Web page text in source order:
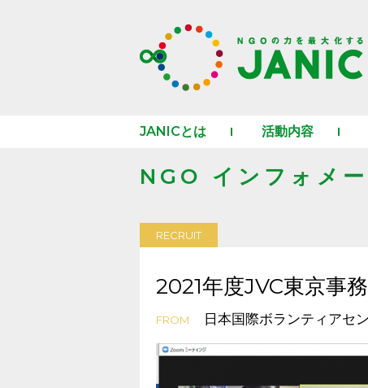
JANICとは 活動内容
NGO インフォメ
RECRUIT
2021年度JVC東京事
FROM 日本国際ボランティアセ